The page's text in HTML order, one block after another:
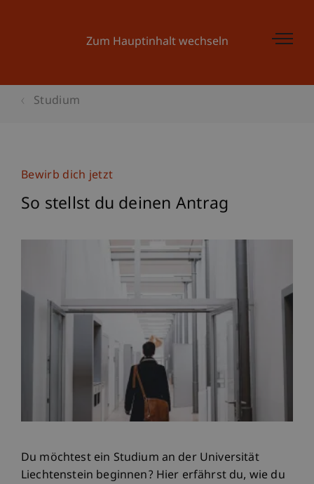
Zum Hauptinhalt wechseln
Studium
Bewirb dich jetzt
So stellst du deinen Antrag
Du möchtest ein Studium an der Universität
Liechtenstein beginnen? Hier erfährst du, wie du